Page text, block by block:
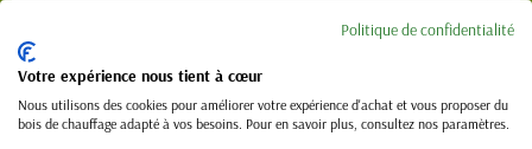
Publié le 21-08-2021| 4713 vues
Tags :
Cuire au feu de bois
Politique de confidentialité
Votre expérience nous tient à cœur
Nous utilisons des cookies pour améliorer votre expérience d'achat et vous proposer du
bois de chauffage adapté à vos besoins. Pour en savoir plus, consultez nos paramètres.